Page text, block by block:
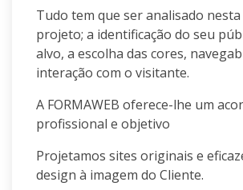
Tudo tem que ser analisado
projeto; a identificação do seu
alvo, a escolha das cores,
interação com o visitante.
A FORMAWEB oferece-lhe um
profissional e objetivo
Projetamos sites originais e
design à imagem do Cliente.